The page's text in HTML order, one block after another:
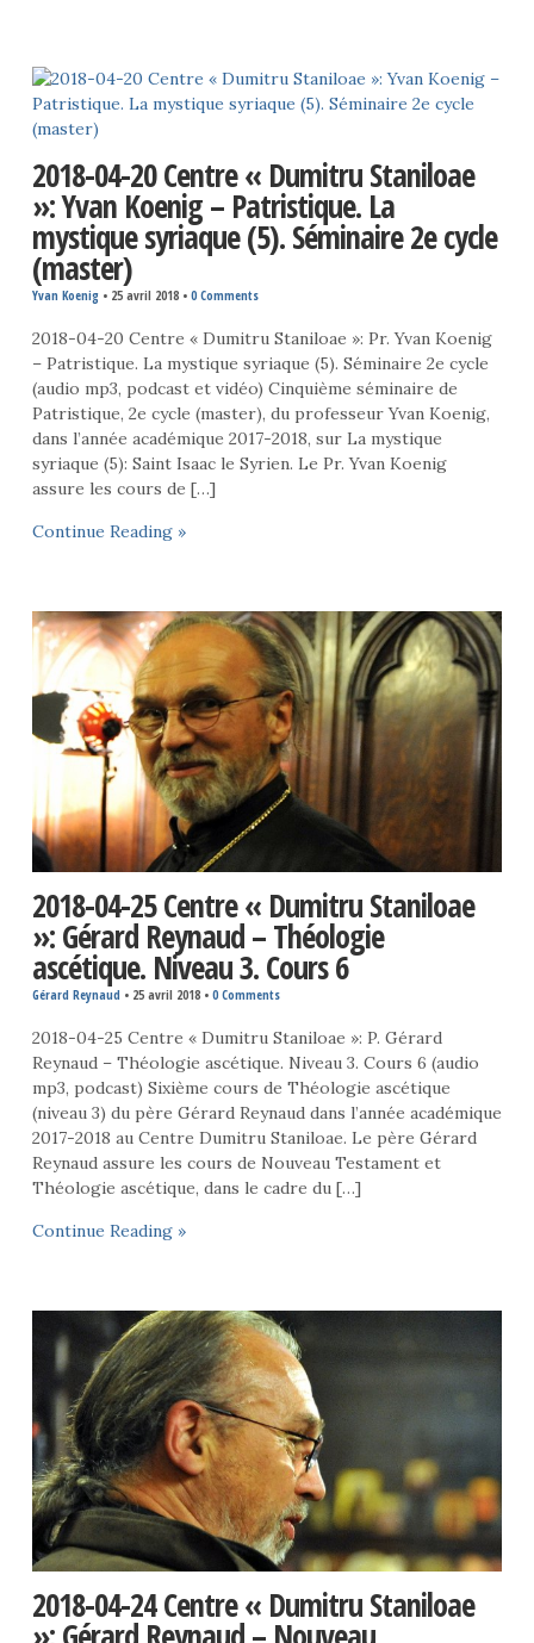
2018-04-20 Centre « Dumitru Staniloae
»: Yvan Koenig – Patristique. La
mystique syriaque (5). Séminaire 2e cycle
(master)
Yvan Koenig• 25 avril 2018• 0 Comments
2018-04-20 Centre « Dumitru Staniloae »: Pr. Yvan Koenig
– Patristique. La mystique syriaque (5). Séminaire 2e cycle
(audio mp3, podcast et vidéo) Cinquième séminaire de
Patristique, 2e cycle (master), du professeur Yvan Koenig,
dans l’année académique 2017-2018, sur La mystique
syriaque (5): Saint Isaac le Syrien. Le Pr. Yvan Koenig
assure les cours de […]
Continue Reading »
2018-04-25 Centre « Dumitru Staniloae
»: Gérard Reynaud – Théologie
ascétique. Niveau 3. Cours 6
Gérard Reynaud • 25 avril 2018• 0 Comments
2018-04-25 Centre « Dumitru Staniloae »: P. Gérard
Reynaud – Théologie ascétique. Niveau 3. Cours 6 (audio
mp3, podcast) Sixième cours de Théologie ascétique
(niveau 3) du père Gérard Reynaud dans l’année académique
2017-2018 au Centre Dumitru Staniloae. Le père Gérard
Reynaud assure les cours de Nouveau Testament et
Théologie ascétique, dans le cadre du […]
Continue Reading »
2018-04-24 Centre « Dumitru Staniloae